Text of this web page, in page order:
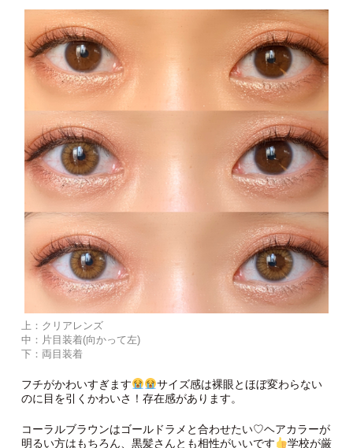
てレンズサイズがかなり小さい作りになっていて、自分の瞳を
フチにするカラーなんです。
元々の裸眼の色味でフチのカラーが変わるのがお洒落すぎ
る！！高発色のウォームカラーはグラデーションなので、高発
色なのに馴染みがいいところもポイントです。
上：クリアレンズ
中：片目装着(向かって左)